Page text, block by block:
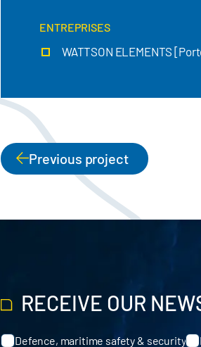
ENTREPRISES
WATTSON ELEMENTS
PAGINATION
Previous project
RECEIVE OUR
Categories
Defence, maritime safety & security